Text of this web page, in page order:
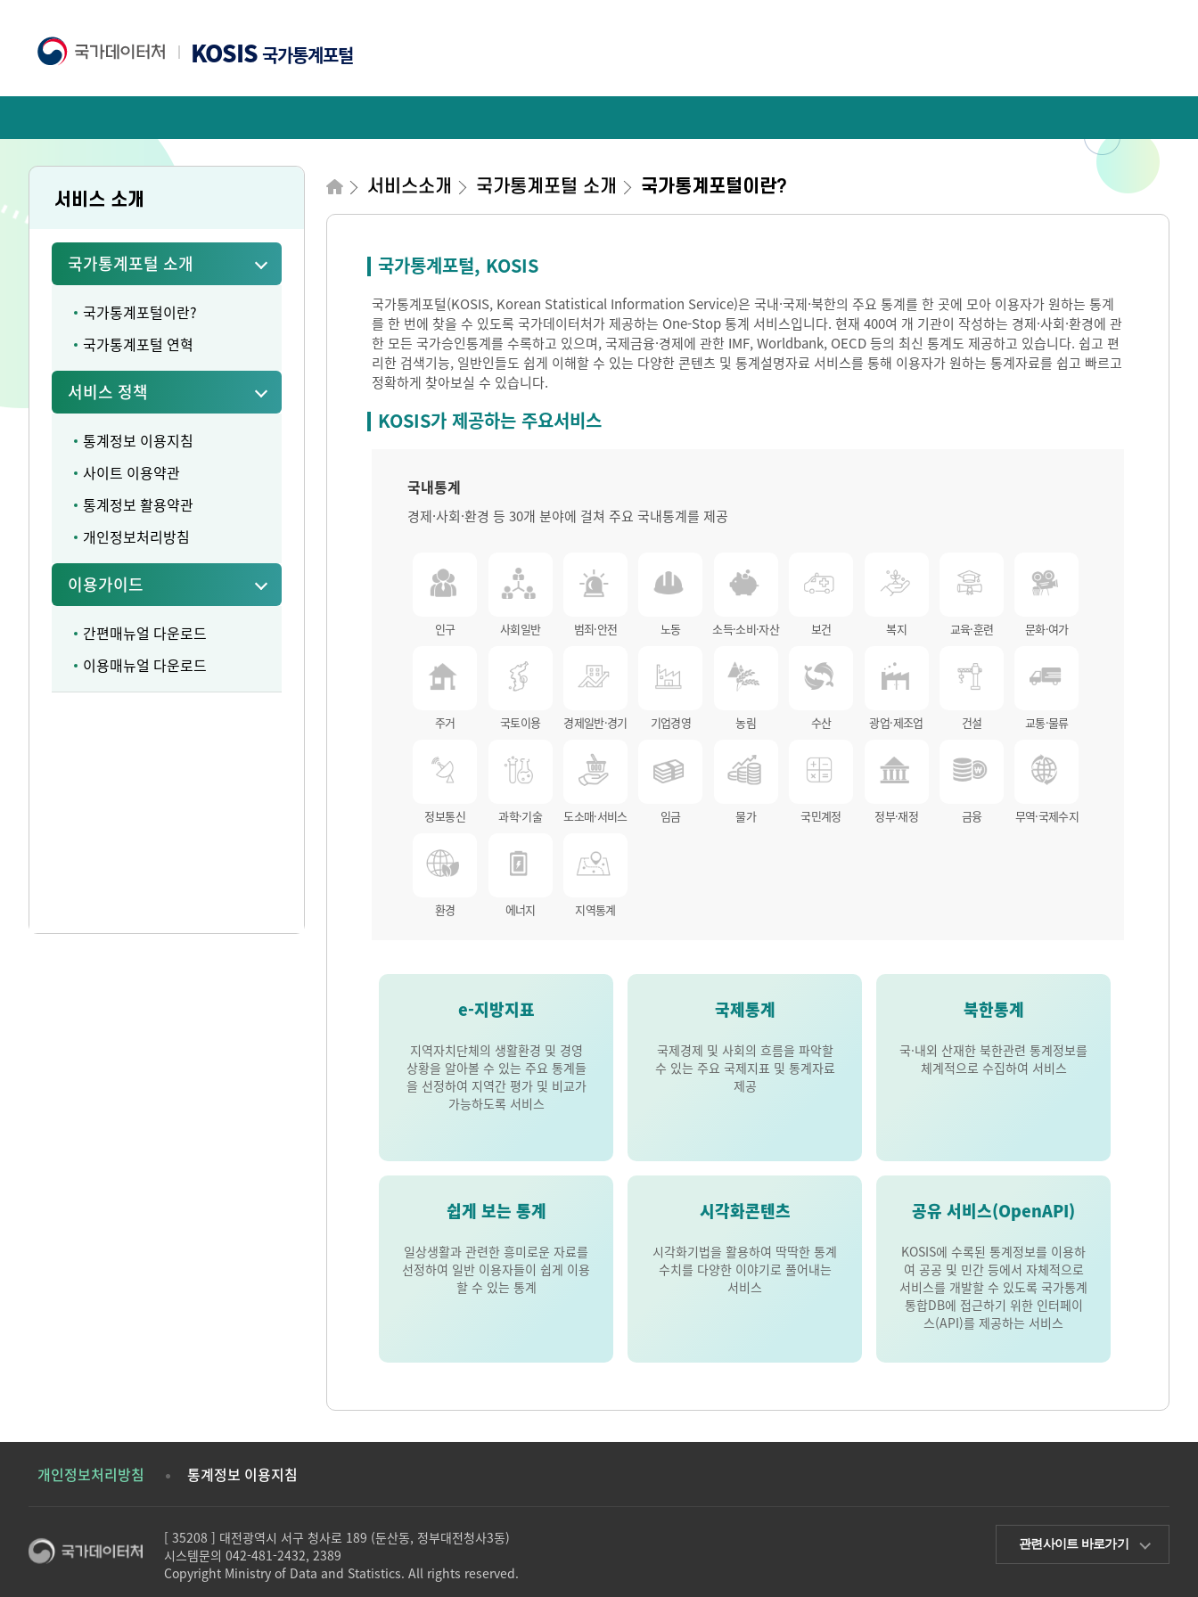
KOSIS국가통계포털
서비스 소개
국가통계포털 소개
국가통계포털이란?
국가통계포털 연혁
서비스 정책
통계정보 이용지침
사이트 이용약관
통계정보 활용약관
개인정보처리방침
이용가이드
간편매뉴얼 다운로드
이용매뉴얼 다운로드
서비스소개 국가통계포털 소개 국가통계포털이란?
국가통계포털, KOSIS
국가통계포털(KOSIS, Korean Statistical Information Service)은 국내·국제·북한의 주요 통계를 한 곳에 모아 이용자가 원하는 통계
를 한 번에 찾을 수 있도록 국가데이터처가 제공하는 One-Stop 통계 서비스입니다. 현재 400여 개 기관이 작성하는 경제·사회·환경에 관
한 모든 국가승인통계를 수록하고 있으며, 국제금융·경제에 관한 IMF, Worldbank, OECD 등의 최신 통계도 제공하고 있습니다. 쉽고 편
리한 검색기능, 일반인들도 쉽게 이해할 수 있는 다양한 콘텐츠 및 통계설명자료 서비스를 통해 이용자가 원하는 통계자료를 쉽고 빠르고
정확하게 찾아보실 수 있습니다.
KOSIS가 제공하는 주요서비스
국내통계
경제·사회·환경 등 30개 분야에 걸쳐 주요 국내통계를 제공
인구 사회일반 범죄·안전 노동 소득·소비·자산 보건 복지 교육·훈련 문화·여가
주거 국토이용 경제일반·경기 기업경영 농림 수산 광업·제조업 건설 교통·물류
정보통신 과학·기술 도소매·서비스 임금 물가 국민계정 정부·재정 금융 무역·국제수지
환경 에너지 지역통계
e-지방지표
지역자치단체의 생활환경 및 경영
상황을 알아볼 수 있는 주요 통계들
을 선정하여 지역간 평가 및 비교가
가능하도록 서비스
국제통계
국제경제 및 사회의 흐름을 파악할
수 있는 주요 국제지표 및 통계자료
제공
북한통계
국·내외 산재한 북한관련 통계정보를
체계적으로 수집하여 서비스
쉽게 보는 통계
일상생활과 관련한 흥미로운 자료를
선정하여 일반 이용자들이 쉽게 이용
할 수 있는 통계
시각화콘텐츠
시각화기법을 활용하여 딱딱한 통계
수치를 다양한 이야기로 풀어내는
서비스
공유 서비스(OpenAPI)
KOSIS에 수록된 통계정보를 이용하
여 공공 및 민간 등에서 자체적으로
서비스를 개발할 수 있도록 국가통계
통합DB에 접근하기 위한 인터페이
스(API)를 제공하는 서비스
개인정보처리방침 통계정보 이용지침
[ 35208 ] 대전광역시 서구 청사로 189 (둔산동, 정부대전청사3동)
시스템문의 042-481-2432, 2389
Copyright Ministry of Data and Statistics. All rights reserved.
관련사이트 바로가기